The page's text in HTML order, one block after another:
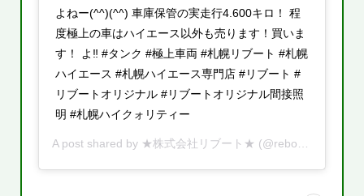
よねー(^^)(^^) 車庫保管の実走行4.600キロ！ 程
度極上の車はハイエース以外も売ります！買いま
す！ よ‼️ #タンク #極上車両 #札幌リブート #札幌
ハイエース #札幌ハイエース専門店 #リブート #
リブートオリジナル #リブートオリジナル間接照
明 #札幌ハイクォリティー
A post shared by ★株式会社リブート★ (@reboot.cars) on